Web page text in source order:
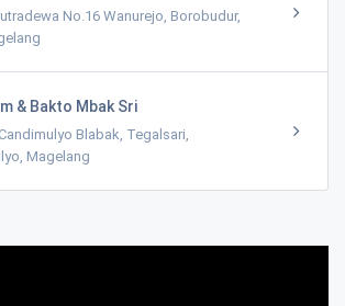
No.16 Wanurejo, Borobudur,
& Bakto Mbak Sri
Blabak, Tegalsari,
Magelang